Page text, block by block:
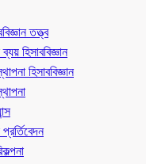
তত্ত্ব
হিসাববিজ্ঞান
হিসাববিজ্ঞান